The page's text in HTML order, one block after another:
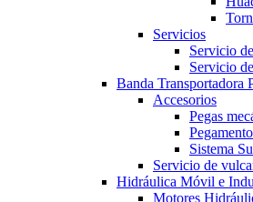
Servicios
Servicio
Servicio
Banda Transportadora
Accesorios
Pegas
Sistema
Servicio de
Hidráulica Móvil e
Motores